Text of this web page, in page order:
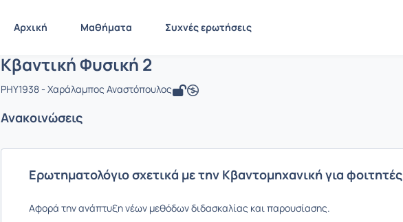
Αρχική Μαθήματα Συχνές ερωτήσεις
Αρχική Σελίδα Κβαντική Φυσική 2 Ανακοινώσεις
Μάθημα : Κβαντική Φυσική 2
Κωδικός : PHY1938
Κβαντική Φυσική 2
PHY1938 - Χαράλαμπος Αναστόπουλος
Ανακοινώσεις
Ερωτηματολόγιο σχετικά με την Κβαντομηχανική για φοιτητές
Αφορά την ανάπτυξη νέων μεθόδων διδασκαλίας και παρουσίασης.